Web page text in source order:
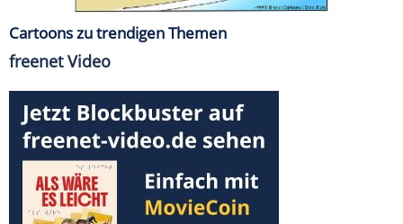
Cartoons zu trendigen Themen
freenet Video